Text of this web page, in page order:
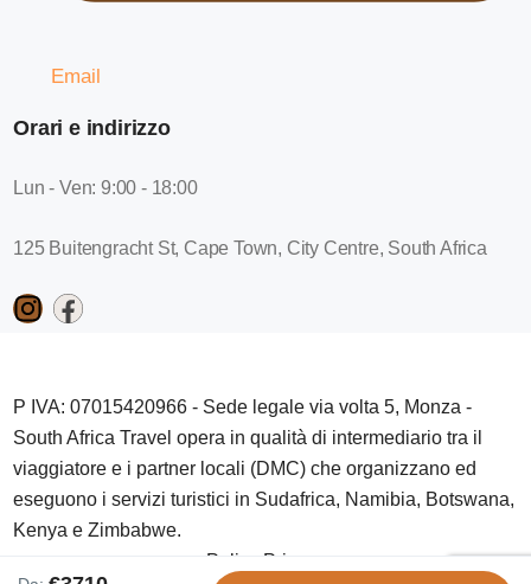
Email
Orari e indirizzo
Lun - Ven: 9:00 - 18:00
125 Buitengracht St, Cape Town, City Centre, South Africa
P IVA: 07015420966 - Sede legale via volta 5, Monza -
South Africa Travel opera in qualità di intermediario tra il
viaggiatore e i partner locali (DMC) che organizzano ed
eseguono i servizi turistici in Sudafrica, Namibia, Botswana,
Kenya e Zimbabwe.
Policy Privacy